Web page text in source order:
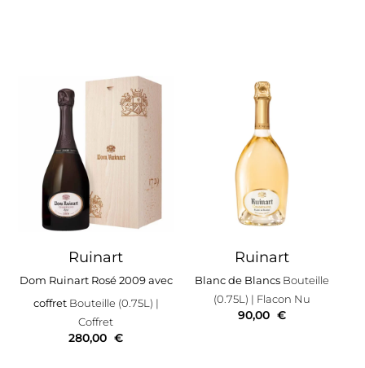
Ruinart
Dom Ruinart Rosé 2009 avec
coffretBouteille (0.75L) |
Coffret
280,00 €
Ruinart
Blanc de Blancs Bouteille
(0.75L) | Flacon Nu
90,00 €